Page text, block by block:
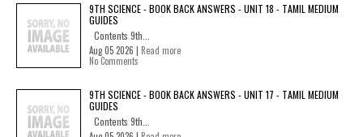
9TH SCIENCE - BOOK BACK ANSWERS - UNIT 18 - TAMIL MEDIUM
GUIDES
Contents 9th...
Aug 05 2026 | Read more
No Comments
9TH SCIENCE - BOOK BACK ANSWERS - UNIT 17 - TAMIL MEDIUM
GUIDES
Contents 9th...